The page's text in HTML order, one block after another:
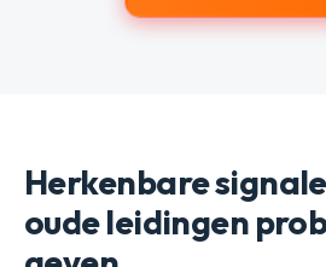
Herkenbare
oude leidingen